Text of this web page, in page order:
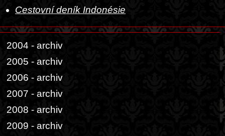
Cestovní deník Indonésie
2004 - archiv
2005 - archiv
2006 - archiv
2007 - archiv
2008 - archiv
2009 - archiv